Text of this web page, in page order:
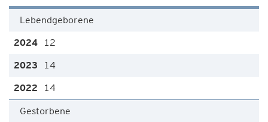
Lebendgeborene
12
14
14
Gestorbene